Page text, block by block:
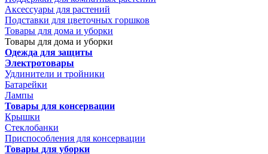
Аксессуары для растений
Подставки для цветочных горшков
Товары для дома и уборки
Товары для дома и уборки
Одежда для защиты
Электротовары
Удлинители и тройники
Батарейки
Лампы
Товары для консервации
Крышки
Стеклобанки
Приспособления для консервации
Товары для уборки